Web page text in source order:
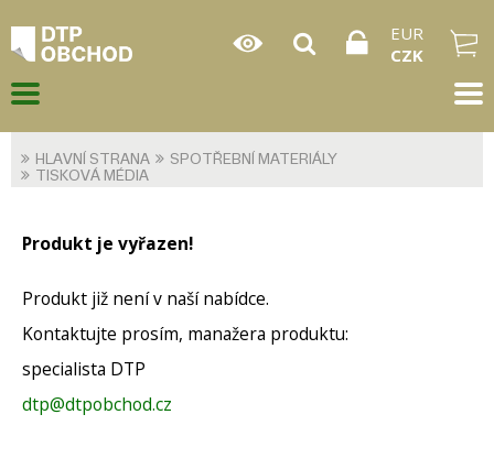
EUR
CZK
HLAVNÍ STRANA
SPOTŘEBNÍ MATERIÁLY
TISKOVÁ MÉDIA
Produkt je vyřazen!
Produkt již není v naší nabídce.
Kontaktujte prosím, manažera produktu:
specialista DTP
dtp@dtpobchod.cz